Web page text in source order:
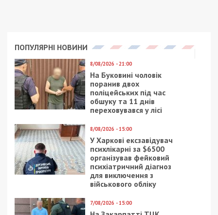
парке Глобы
Подростки с явным дефицитом воспитания — это бич
нашего времени. Подростки сломали качели на
инклюзивной площадке в парке Глобы и быстро ушли.
Вдруг кто-то узнает свое чадо, — написали очевидцы.
Примечательно, что два года назад в
инклюзивном парке неизвестныеразукрасили
детскую зону рисования рекламой
наркотиков.Ранее мы писали о том, что
в поселке городского типа Аулы Криничанского
района Днепропетровской областинеизвестные
разломали на две части подставку в виде звезды
вечного огня на Аульском плацдарме